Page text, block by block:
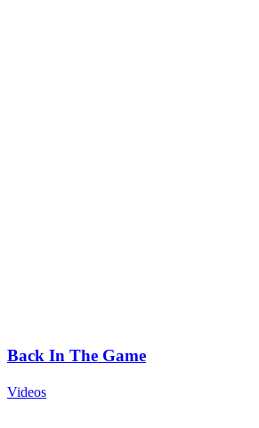
Back In The Game
Videos